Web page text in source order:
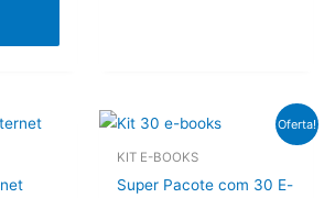
Oferta!
KIT E-BOOKS
Super Pacote com 30 E-